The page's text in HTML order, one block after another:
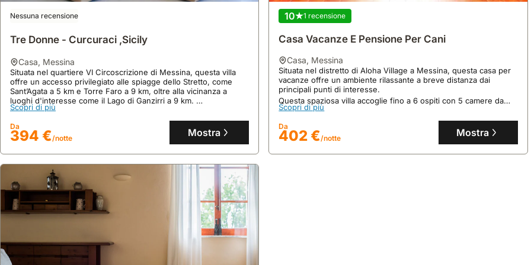
Nessuna recensione
Casa Stretto Di Messina
casa Messina
Centralmente situato a Messina, questo appartamento
un'ottima base per esplorare la città.
Questa casa per vacanze, che può ospitare fino a 5 persone,
dispone di 2 camere da letto, 2 bagni e una cucina moderna
completamente attrezzata, garantendo un soggiorno
confortevole e funzionale.
Scopri di più
Da
153 €/notte Mostra
9.5 14 recensioni
Alba Sullo Stretto
Direttamente sul lungomare di Alba sullo Stretto, questa
esclusiva villa offre accesso privato alla spiaggia e viste
mozzafiato sul mare, a soli 2 km da Mortelle Beach.
Nessuna recensione
Tre Donne - Curcuraci ,Sicily
casa, Messina
Situata nel quartiere VI Circoscrizione di Messina, questa villa
offre un accesso privilegiato alle spiagge dello Stretto, come
Sant’Agata a 5 km e Torre Faro a 9 km, oltre alla vicinanza a
luoghi d'interesse come il Lago di Ganzirri a 9 km.
Questa casa vacanza di 70 mq con 2 camere da letto e 2 bagni
può ospitare 4 persone, vanta una piscina privata (9x5.5m)
aperta da aprile a novembre, connessione Wi-Fi, parcheggio e
una veranda per cene all'aperto.
Scopri di più
Da
394 €/notte Mostra
10 1 recensione
Casa Vacanze E Pensione Per Cani
casa, Messina
Situata nel distretto di Aloha Village a Messina, questa casa per
vacanze offre un ambiente rilassante a breve distanza dai
principali punti di interesse.
Questa spaziosa villa accoglie fino a 6 ospiti con 5 camere da
letto, 3 bagni, cucina completa e un'esclusiva piscina, perfetta
Scopri di più
Da
402 €/notte Mostra